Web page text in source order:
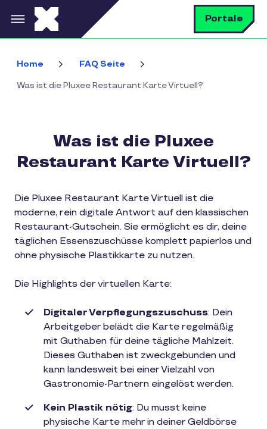
Direkt zum Inhalt Portale
Home FAQ Seite
Was ist die Pluxee Restaurant Karte Virtuell?
Was ist die Pluxee
Restaurant Karte Virtuell?
Die Pluxee Restaurant Karte Virtuell ist die
moderne, rein digitale Antwort auf den klassischen
Restaurant-Gutschein. Sie ermöglicht es dir, deine
täglichen Essenszuschüsse komplett papierlos und
ohne physische Plastikkarte zu nutzen.
Die Highlights der virtuellen Karte:
Digitaler Verpflegungszuschuss: Dein
Arbeitgeber belädt die Karte regelmäßig
mit Guthaben für deine tägliche Mahlzeit.
Dieses Guthaben ist zweckgebunden und
kann landesweit bei einer Vielzahl von
Gastronomie-Partnern eingelöst werden.
Kein Plastik nötig: Du musst keine
physische Karte mehr in deiner Geldbörse